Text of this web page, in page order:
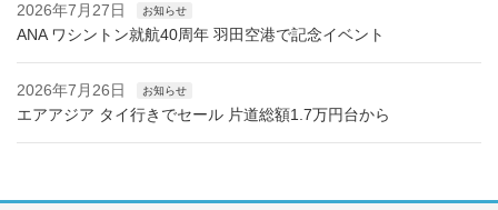
2026年7月27日 お知らせ
ANA ワシントン就航40周年 羽田空港で記念イベント
2026年7月26日 お知らせ
エアアジア タイ行きでセール 片道総額1.7万円台から